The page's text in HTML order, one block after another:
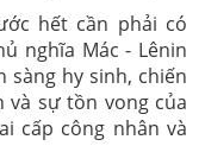
hết cần phải có
nghĩa Mác - Lênin
sàng hy sinh, chiến
và sự tồn vong của
cấp công nhân và